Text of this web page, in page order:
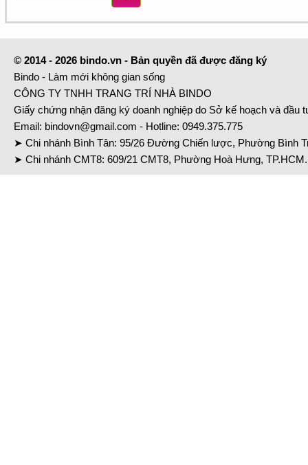
© 2014 - 2026 bindo.vn - Bản quyền đã được đăng ký
Bindo - Làm mới không gian sống
CÔNG TY TNHH TRANG TRÍ NHÀ BINDO
Giấy chứng nhận đăng ký doanh nghiệp do Sở kế hoạch và đầu
Email: bindovn@gmail.com - Hotline: 0949.375.775
➤ Chi nhánh Bình Tân: 95/26 Đường Chiến lược, Phường Bình
➤ Chi nhánh CMT8: 609/21 CMT8, Phường Hoà Hưng,